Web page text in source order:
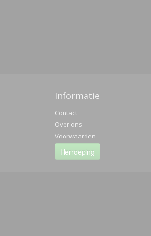
Informatie
Contact
Over ons
Voorwaarden
Herroeping